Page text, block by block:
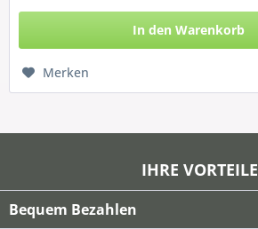
In den Warenkorb
Merken
IHRE VORTEILE
Bequem Bezahlen